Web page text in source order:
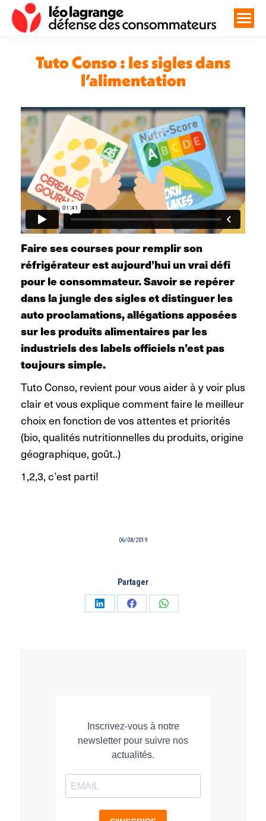
Tuto Conso : les sigles dans
l’alimentation
Faire ses courses pour remplir son
réfrigérateur est aujourd’hui un vrai défi
pour le consommateur. Savoir se repérer
dans la jungle des sigles et distinguer les
auto proclamations, allégations apposées
sur les produits alimentaires par les
industriels des labels officiels n’est pas
toujours simple.
Tuto Conso, revient pour vous aider à y voir plus
clair et vous explique comment faire le meilleur
choix en fonction de vos attentes et priorités
(bio, qualités nutritionnelles du produits, origine
géographique, goût..)
1,2,3, c’est parti!
06/08/2019
Partager
PartagerPartagerPartager